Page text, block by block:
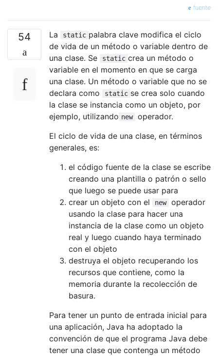
fuente
54 La static palabra clave modifica el ciclo
de vida de un método o variable dentro de
una clase. Se
static crea un método o
variable en el momento en que se carga
una clase. Un método o variable que no se
declara como
static se crea solo cuando
la clase se instancia como un objeto, por
ejemplo, utilizando new
operador.
El ciclo de vida de una clase, en términos
generales, es:
el código fuente de la clase se escribe
creando una plantilla o patrón o sello
que luego se puede usar para
crear un objeto con el
new
operador
usando la clase para hacer una
instancia de la clase como un objeto
real y luego cuando haya terminado
con el objeto
destruya el objeto recuperando los
recursos que contiene, como la
memoria durante la recolección de
basura.
Para tener un punto de entrada inicial para
una aplicación, Java ha adoptado la
convención de que el programa Java debe
tener una clase que contenga un método